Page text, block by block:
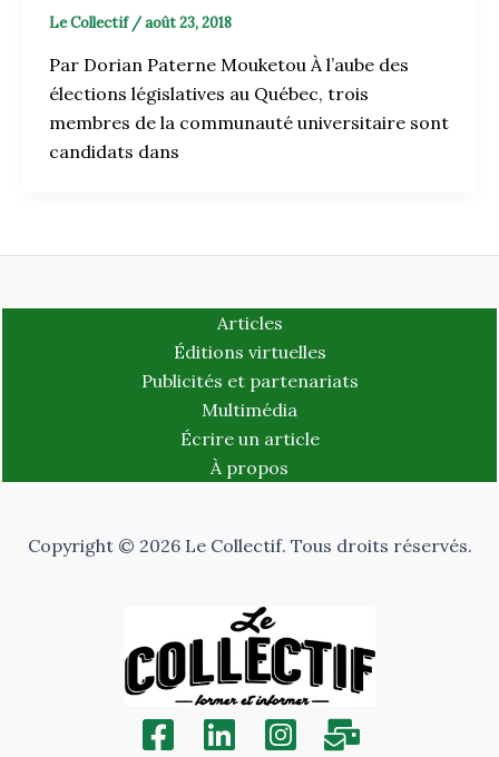
Le Collectif /août 23, 2018
Par Dorian Paterne Mouketou À l’aube des
élections législatives au Québec, trois
membres de la communauté universitaire sont
candidats dans
Articles
Éditions virtuelles
Publicités et partenariats
Multimédia
Écrire un article
À propos
Copyright © 2026 Le Collectif. Tous droits réservés.